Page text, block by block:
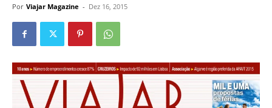
Por Viajar Magazine - Dez 16, 2015